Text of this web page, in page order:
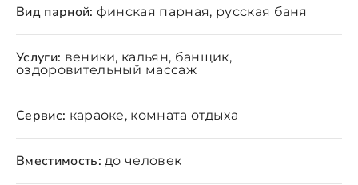
Вид парной: финская парная, русская баня
Услуги: веники, кальян, банщик,
оздоровительный массаж
Сервис: караоке, комната отдыха
Вместимость: до человек